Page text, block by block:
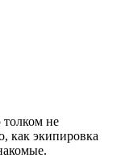
толком не
как экипировка